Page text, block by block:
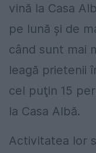
vină la Casa
pe lună şi de
când sunt mai
leagă prietenii
cel puţin 15
la Casa Albă.
Activitatea lor